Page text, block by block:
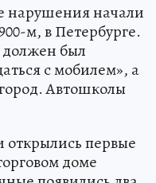
нарушения начали
м, в Петербурге.
должен был
с мобилем», а
Автошколы
открылись первые
доме